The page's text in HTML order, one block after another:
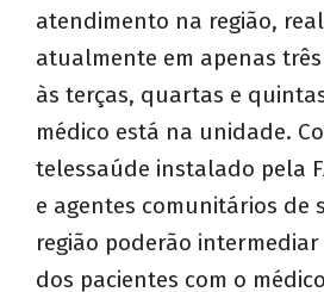
atendimento na região,
atualmente em apenas
às terças, quartas e
médico está na unidade.
telessaúde instalado pela
e agentes comunitários de
região poderão
dos pacientes com o